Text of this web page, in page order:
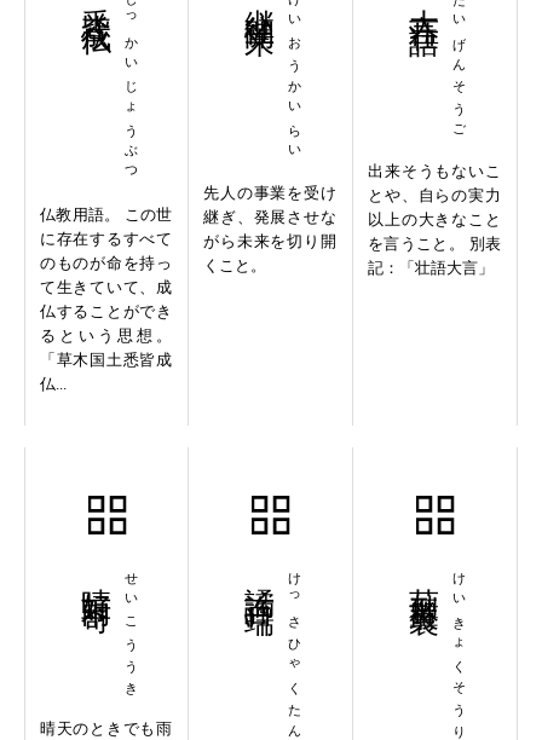
しっかいじょうぶつ
仏教用語。 この世
に存在するすべて
のものが命を持っ
て生きていて、成
仏することができ
るという思想。
「草木国土悉皆成
仏...
けいおうかいらい
先人の事業を受け
継ぎ、発展させな
がら未来を切り開
くこと。
たいげんそうご
出来そうもないこ
とや、自らの実力
以上の大きなこと
を言うこと。 別表
記：「壮語大言」
せいこううき
晴天のときでも雨
けっさひゃくたん けいきょくそうり